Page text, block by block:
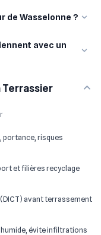
de Wasselonne ?
avec un
portance, risques
et filières recyclage
avant terrassement
humide, évite infiltrations